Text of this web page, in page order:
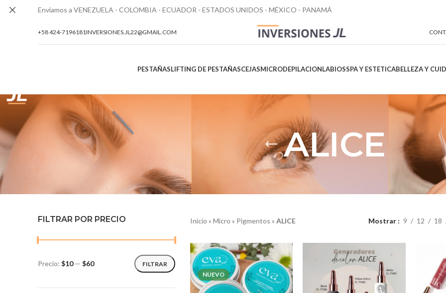
+58 424-7196181INVERSIONES.JL22@GMAIL.COM
PESTAÑASLIFTING DE PESTAÑASCEJASMICRODEPILACIONLABIOSSPA Y ESTETICABELLEZA Y
ALICE
FILTRAR POR PRECIO
FILTRAR
Precio: $10— $60
Inicio » Micro » Pigmentos » ALICE Mostrar 9 12 18
NUEVO
Enviamos a VENEZUELA - COLOMBIA - ECUADOR - ESTADOS UNIDOS - MÉXICO - PANAMÁ